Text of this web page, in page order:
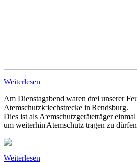
Weiterlesen
Am Dienstagabend waren drei unserer
Atemschutzkriechstrecke in Rendsburg.
Dies ist als Atemschutzgeräteträger
um weiterhin Atemschutz tragen zu
Weiterlesen